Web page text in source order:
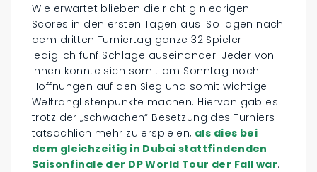
Wie erwartet blieben die richtig niedrigen
Scores in den ersten Tagen aus. So lagen nach
dem dritten Turniertag ganze 32 Spieler
lediglich fünf Schläge auseinander. Jeder von
Ihnen konnte sich somit am Sonntag noch
Hoffnungen auf den Sieg und somit wichtige
Weltranglistenpunkte machen. Hiervon gab es
trotz der „schwachen“ Besetzung des Turniers
tatsächlich mehr zu erspielen, als dies bei
dem gleichzeitig in Dubai stattfindenden
Saisonfinale der DP World Tour der Fall war.